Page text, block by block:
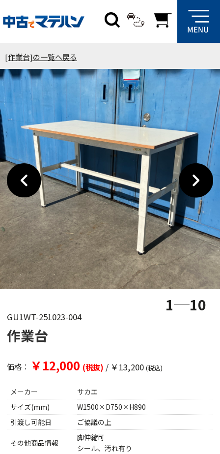
[作業台]の一覧へ戻る
1 10
GU1WT-251023-004
作業台
価格： ￥12,000 (税抜) / ￥13,200 (税込)
メーカー
サカエ
サイズ(mm)
W1500×D750×H890
引渡し可能日
ご協議の上
その他商品情報
脚伸縮可
シール、汚れ有り